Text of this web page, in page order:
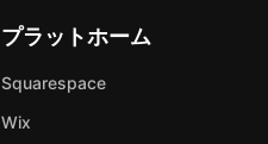
プラットホーム
Squarespace
Wix